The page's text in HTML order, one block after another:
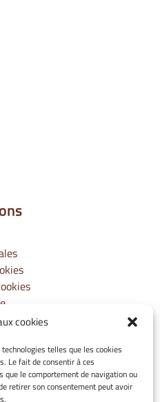
cookies
telles que les cookies
Le fait de consentir à ces
le comportement de navigation ou
retirer son consentement peut avoir